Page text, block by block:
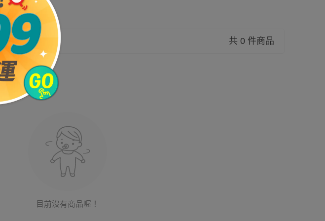
共 0 件商品
目前沒有商品喔！